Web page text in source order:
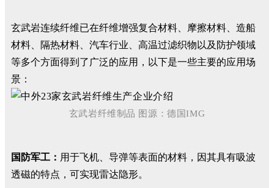
玄武岩连续纤维已在纤维增强复合材料、摩擦材料、造船
材料、隔热材料、汽车行业、高温过滤织物以及防护领域
等多个方面得到了广泛的应用，以下是一些主要的应用场
景：
玄武岩纤维制品 图源：德国IMG
国防军工： 用于飞机、导弹等表面的材料，因其具有吸波
透磁的特点，可实现雷达隐形。